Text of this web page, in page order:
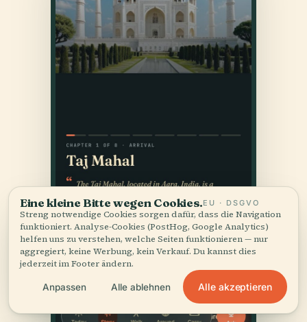
Eine kleine Bitte wegen Cookies.EU · DSGVO
Streng notwendige Cookies sorgen dafür, dass die Navigation
funktioniert. Analyse-Cookies (PostHog, Google Analytics)
helfen uns zu verstehen, welche Seiten funktionieren — nur
aggregiert, keine Werbung, kein Verkauf. Du kannst dies
jederzeit im Footer ändern.
Anpassen Alle ablehnen Alle akzeptieren